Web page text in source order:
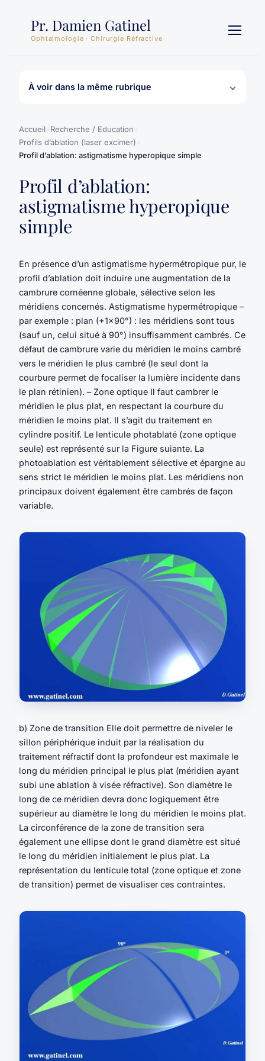
contenu
Pr. Damien Gatinel
Ophtalmologie · Chirurgie Réfractive
Accueil Recherche / Education
Profils d’ablation (laser excimer)
Profil d’ablation: astigmatisme hyperopique simple
Profil d’ablation:
astigmatisme hyperopique
simple
En présence d’un astigmatisme hypermétropique pur, le
profil d’ablation doit induire une augmentation de la
cambrure cornéenne globale, sélective selon les
méridiens concernés. Astigmatisme hypermétropique –
par exemple : plan (+1×90°) : les méridiens sont tous
(sauf un, celui situé à 90°) insuffisamment cambrés. Ce
défaut de cambrure varie du méridien le moins cambré
vers le méridien le plus cambré (le seul dont la
courbure permet de focaliser la lumière incidente dans
le plan rétinien). – Zone optique Il faut cambrer le
méridien le plus plat, en respectant la courbure du
méridien le moins plat. Il s’agit du traitement en
cylindre positif. Le lenticule photablaté (zone optique
seule) est représenté sur la Figure suiante. La
photoablation est véritablement sélective et épargne au
sens strict le méridien le moins plat. Les méridiens non
principaux doivent également être cambrés de façon
variable.
b) Zone de transition Elle doit permettre de niveler le
sillon périphérique induit par la réalisation du
traitement réfractif dont la profondeur est maximale le
long du méridien principal le plus plat (méridien ayant
subi une ablation à visée réfractive). Son diamètre le
long de ce méridien devra donc logiquement être
supérieur au diamètre le long du méridien le moins plat.
La circonférence de la zone de transition sera
également une ellipse dont le grand diamètre est situé
le long du méridien initialement le plus plat. La
représentation du lenticule total (zone optique et zone
de transition) permet de visualiser ces contraintes.
À voir dans la même rubrique